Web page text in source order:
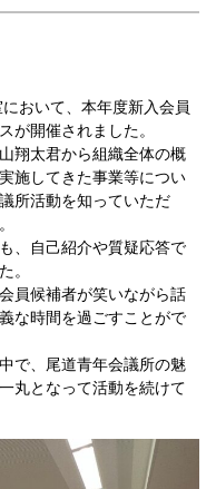
おいて、本年度新入会員
が開催されました。
翔太君から組織全体の概
施してきた事業等につい
所活動を知っていただ
、自己紹介や質疑応答で
。
員候補者が笑いながら話
な時間を過ごすことがで
で、尾道青年会議所の魅
丸となって活動を続けて